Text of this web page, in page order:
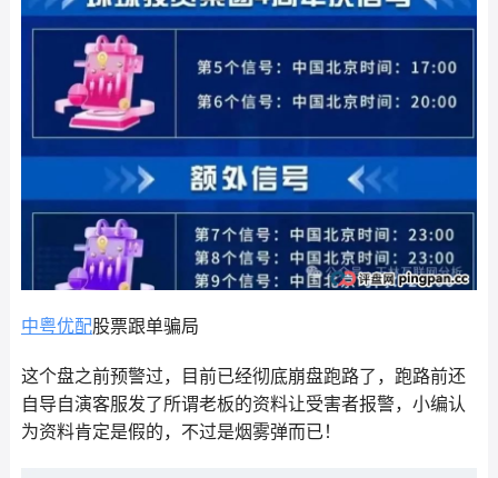
中粤优配股票跟单骗局
这个盘之前预警过，目前已经彻底崩盘跑路了，跑路前还
自导自演客服发了所谓老板的资料让受害者报警，小编认
为资料肯定是假的，不过是烟雾弹而已！